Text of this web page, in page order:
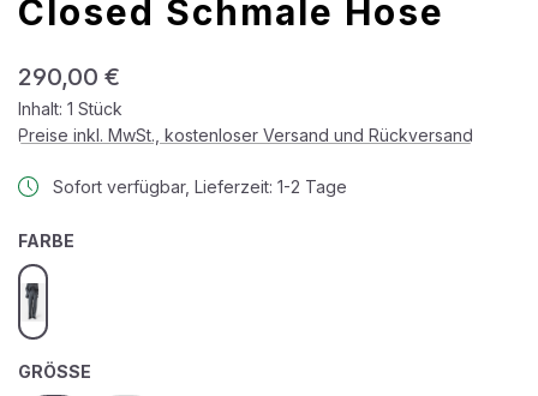
Closed Schmale Hose
Regulärer Preis:
290,00 €
Inhalt: 1 Stück
Preise inkl. MwSt., kostenloser Versand und Rückversand
Sofort verfügbar, Lieferzeit: 1-2 Tage
FARBE
164
GRÖSSE